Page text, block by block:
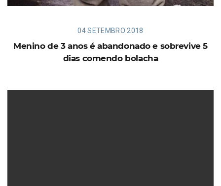
04 SETEMBRO 2018
Menino de 3 anos é abandonado e sobrevive 5
dias comendo bolacha